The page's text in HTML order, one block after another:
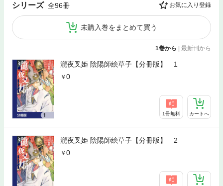
シリーズ 全96冊 お気に入り登録
未購入巻をまとめて買う
1巻から | 最新刊から
瀧夜叉姫 陰陽師絵草子【分冊版】 1
0
1冊無料 カートへ
瀧夜叉姫 陰陽師絵草子【分冊版】 2
0